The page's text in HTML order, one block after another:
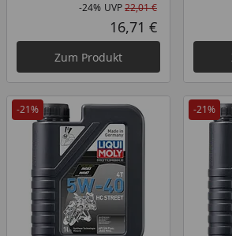
Rabatt in
-24% UVP22,01 €
Aktueller
16,71 €
Zum Produkt
-21% -21%